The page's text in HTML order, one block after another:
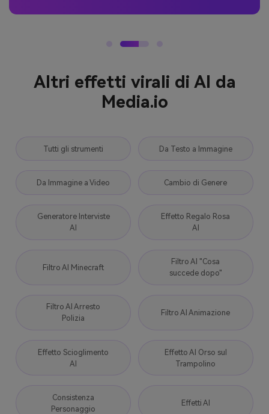
Altri effetti virali di AI da
Media.io
Tutti gli strumenti Da Testo a Immagine
Da Immagine a Video Cambio di Genere
Generatore Interviste
AI
Effetto Regalo Rosa
AI
Filtro AI Minecraft
Filtro AI "Cosa
succede dopo"
Filtro AI Arresto
Polizia
Filtro AI Animazione
Effetto Scioglimento
AI
Effetto AI Orso sul
Trampolino
Consistenza
Personaggio
Effetti AI